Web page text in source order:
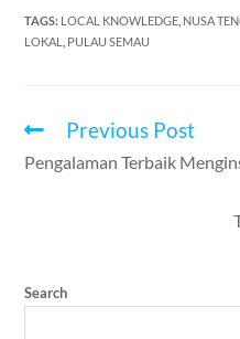
TAGS: LOCAL KNOWLEDGE NUSA
LOKAL
PULAU SEMAU
Previous Post
Pengalaman Terbaik
Search